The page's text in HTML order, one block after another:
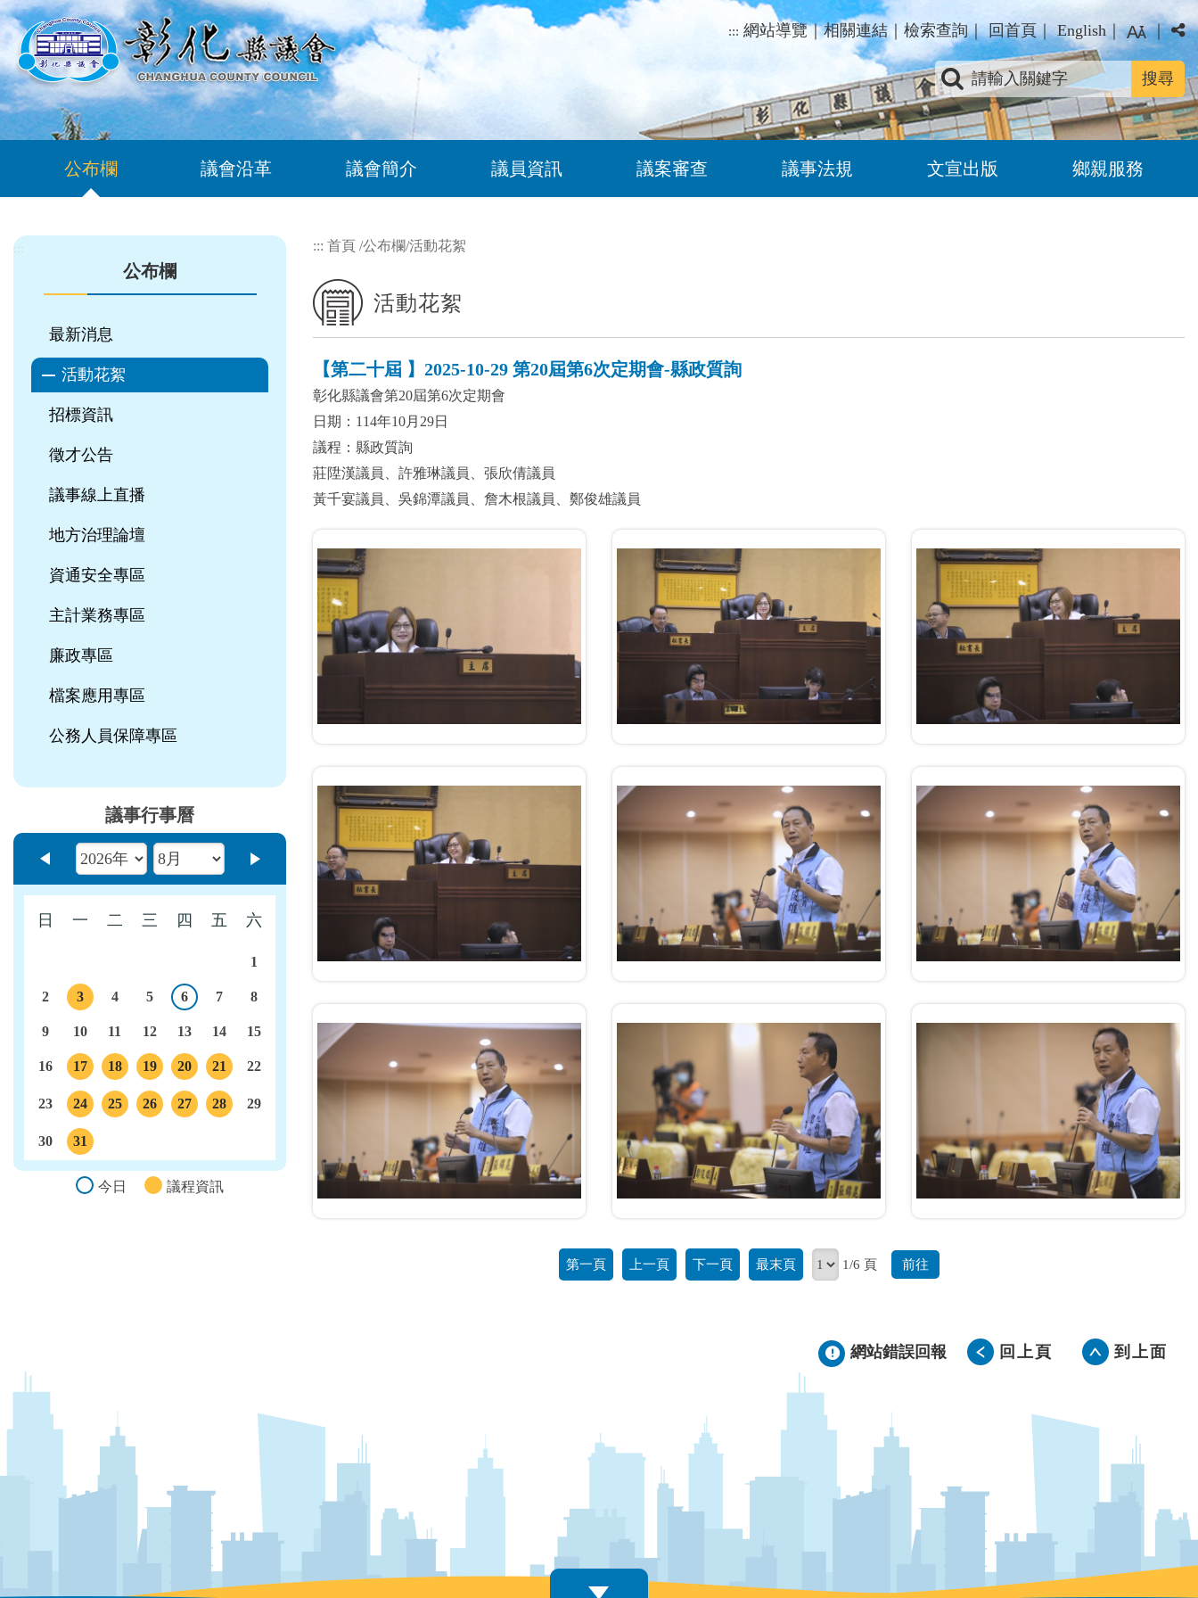
跳到主要內容區塊
::: 網站導覽｜相關連結 ｜ 檢索查詢｜回首頁｜English ｜ ｜
關鍵字查詢
公布欄 議會沿革 議會簡介 議員資訊 議案審查 議事法規 文宣出版 鄉親服務
:::
公布欄
最新消息
活動花絮
招標資訊
徵才公告
議事線上直播
地方治理論壇
資通安全專區
主計業務專區
廉政專區
檔案應用專區
公務人員保障專區
議事行事曆
上個月
日 一 二 三 四 五 六
1
2
3
4 5
6
7 8
9 10 11 12 13 14 15
16
17
議程
18
議程
19
議程
20
議程
21
議程
22
23
24
議程
25
26
27
28
29
30
31
今日
議程資訊
::: 首頁 /公布欄/活動花絮
活動花絮
【第二十屆 】2025-10-29 第20屆第6次定期會-縣政質詢
彰化縣議會第20屆第6次定期會
日期：114年10月29日
議程：縣政質詢
莊陞漢議員、許雅琳議員、張欣倩議員
黃千宴議員、吳錦潭議員、詹木根議員、鄭俊雄議員
第一頁 上一頁 下一頁 最末頁 1/6 頁 前往
網站錯誤回報 回上頁 到上面